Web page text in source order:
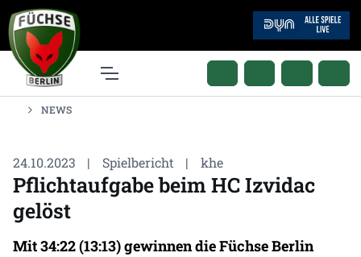
NEWS
24.10.2023 | Spielbericht | khe
Pflichtaufgabe beim HC Izvidac
gelöst
Mit 34:22 (13:13) gewinnen die Füchse Berlin